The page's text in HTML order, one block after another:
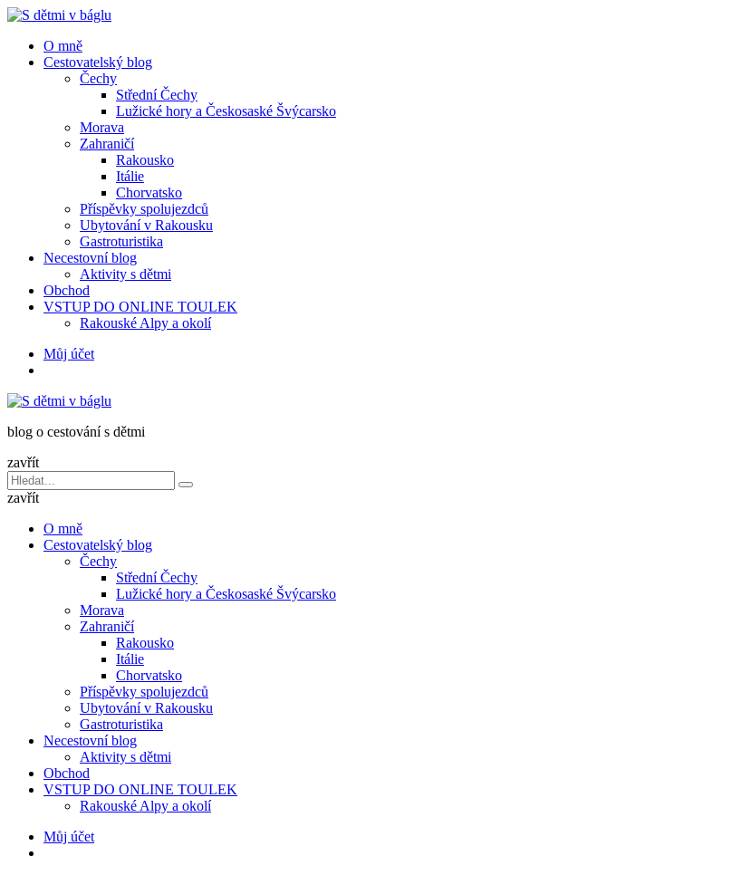
Menu
Menu
O mně
Cestovatelský blog
Čechy
Střední Čechy
Lužické hory a Českosaské Švýcarsko
Morava
Zahraničí
Rakousko
Itálie
Chorvatsko
Příspěvky spolujezdců
Ubytování v Rakousku
Gastroturistika
Necestovní blog
Aktivity s dětmi
Obchod
VSTUP DO ONLINE TOULEK
Rakouské Alpy a okolí
HledatMůj účet
v
blog o cestování s dětmi
zavřít
Vyhledávání
pro:
Hledat
zavřít
O mně
Cestovatelský blog
Čechy
Střední Čechy
Lužické hory a Českosaské Švýcarsko
Morava
Zahraničí
Rakousko
Itálie
Chorvatsko
Příspěvky spolujezdců
Ubytování v Rakousku
Gastroturistika
Necestovní blog
Aktivity s dětmi
Obchod
VSTUP DO ONLINE TOULEK
Rakouské Alpy a okolí
Můj účet